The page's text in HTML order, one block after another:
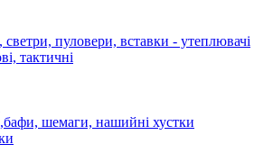
светри, пуловери, вставки - утеплювачі
тактичні
шемаги, нашийні хустки